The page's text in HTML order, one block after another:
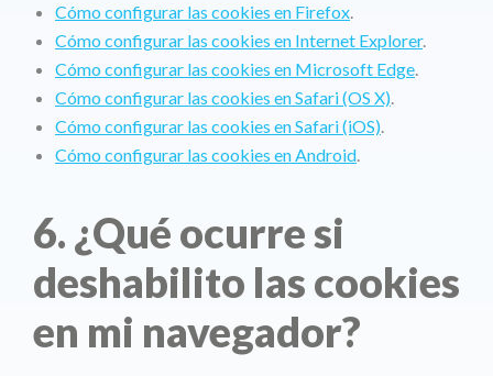
Cómo configurar las cookies en Firefox.
Cómo configurar las cookies en Internet Explorer.
Cómo configurar las cookies en Microsoft Edge.
Cómo configurar las cookies en Safari (OS X).
Cómo configurar las cookies en Safari (iOS).
Cómo configurar las cookies en Android.
6. ¿Qué ocurre si
deshabilito las cookies
en mi navegador?